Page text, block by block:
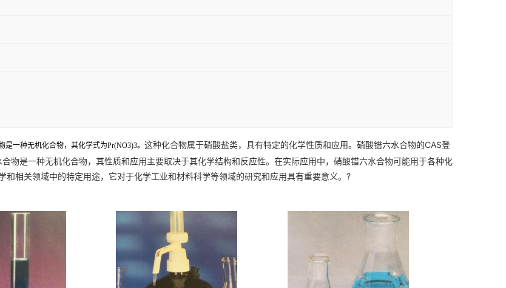
是一种无机化合物，其化学式为Pr(NO3)3。 这种化合物属于硝酸盐类，具有特定的化学性质和应用。硝酸镨六水合物的CAS登
是一种无机化合物，其性质和应用主要取决于其化学结构和反应性。在实际应用中，硝酸镨六水合物可能用于各种化
相关领域中的特定用途，它对于化学工业和材料科学等领域的研究和应用具有重要意义。?